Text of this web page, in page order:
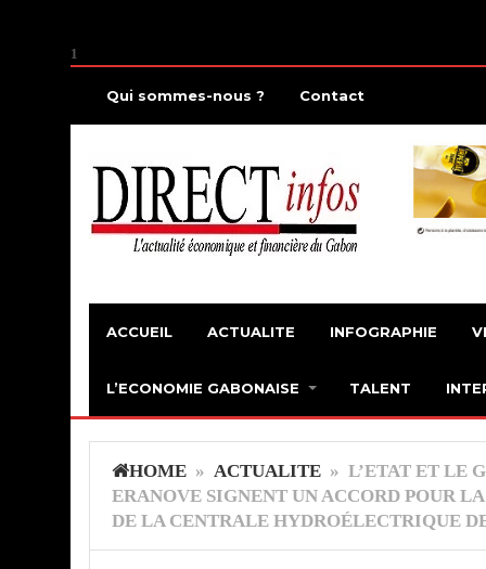
1
Qui sommes-nous ? Contact
ACCUEIL ACTUALITE INFOGRAPHIE
L’ECONOMIE GABONAISE TALENT
HOME » ACTUALITE » L’ETAT ET LE
ERANOVE SIGNENT UN ACCORD POUR
DE LA CENTRALE HYDROÉLECTRIQUE